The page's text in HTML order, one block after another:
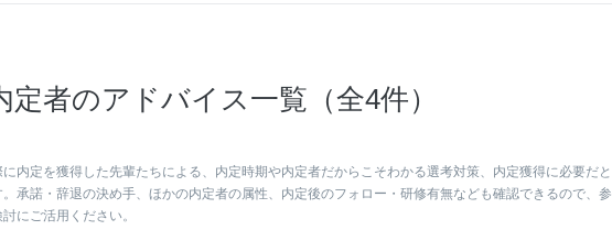
定者のアドバイス一覧（全4件）
内定を獲得した先輩たちによる、内定時期や内定者だからこそわかる選考対策、内定獲得に必要だと
承諾・辞退の決め手、ほかの内定者の属性、内定後のフォロー・研修有無なども確認できるので、参
にご活用ください。